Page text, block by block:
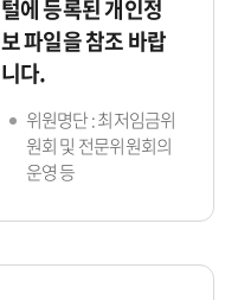
털에 등록된 개인정
보 파일을 참조 바랍
니다.
위원명단 : 최저임금위
원회 및 전문위원회의
운영 등